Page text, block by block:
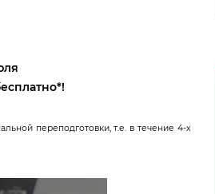
*!
переподготовки, т.е. в течение 4-х